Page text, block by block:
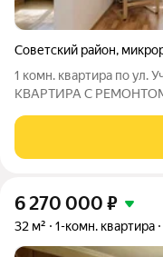
Советский район,
1 комн. квартира по ул.
КВАРТИРА С
ремонта, чаще её
можно и переделать.
6 270 000 ₽
32 м² 1-комн. квартира